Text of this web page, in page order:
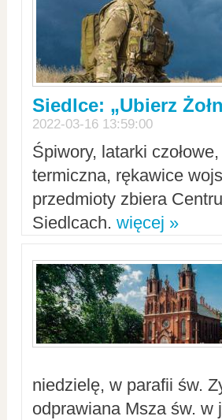
Siedlce: „Ubierz
2022-03-16 13:59:00
Śpiwory, latarki
termiczna, rękawice
przedmioty zbiera
Siedlcach. więcej »
niedzielę, w parafii św.
odprawiana Msza św.